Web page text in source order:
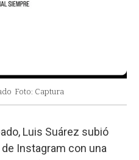
Foto: Captura
Luis Suárez subió
Instagram con una